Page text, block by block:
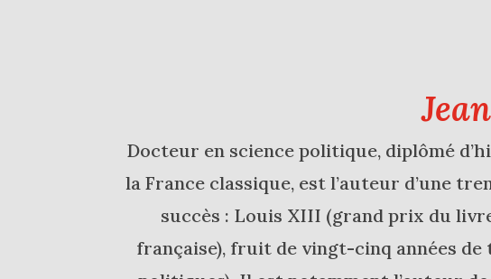
Docteur en science politique, diplômé
la France classique, est l’auteur d’une
succès : Louis XIII (grand prix du
française), fruit de vingt-cinq années de